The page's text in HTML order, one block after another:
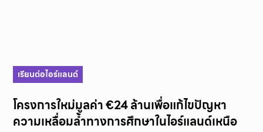
เรียนต่อไอร์แลนด์
โครงการใหม่มูลค่า €24 ล้านเพื่อแก้ไขปัญหา
ความเหลื่อมล้ำทางการศึกษาในไอร์แลนด์เหนือ